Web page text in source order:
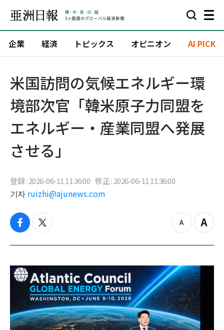
企業 経済 トピックス オピニオン AI PICK
米国訪問の気候エネルギー環
境部次官「韓米原子力同盟を
エネルギー・産業同盟へ発展
させる」
登録 : 2026-06-11 11:36:00 修正 : 2026-06-11 11:36:00
기자 ruizhi@ajunews.com
f
c
b
o
o
t
i
t
e
r
z
o
o
u
t
Z
o
i